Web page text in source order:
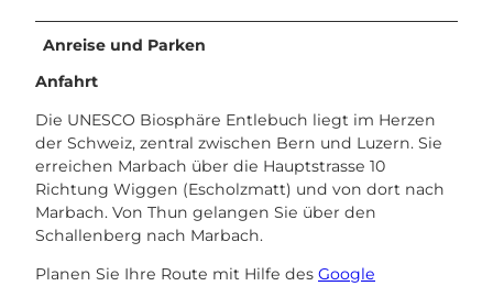
Anreise und Parken
Anfahrt
Die UNESCO Biosphäre Entlebuch liegt im Herzen
der Schweiz, zentral zwischen Bern und Luzern. Sie
erreichen Marbach über die Hauptstrasse 10
Richtung Wiggen (Escholzmatt) und von dort nach
Marbach. Von Thun gelangen Sie über den
Schallenberg nach Marbach.
Planen Sie Ihre Route mit Hilfe des Google